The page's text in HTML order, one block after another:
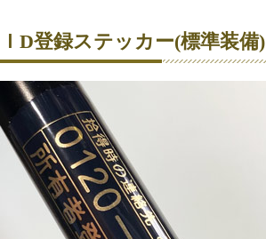
ＩD登録ステッカー(標準装備)